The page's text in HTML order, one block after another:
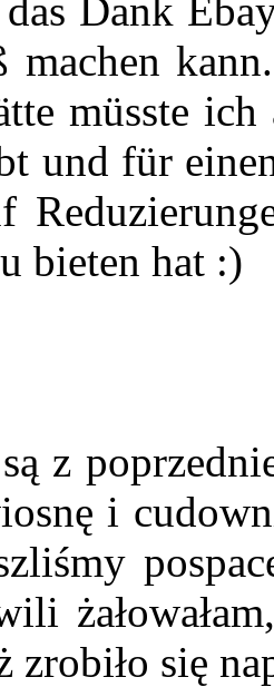
Dank
machen
müsste
und für
bieten hat
z
i
zrobiło się